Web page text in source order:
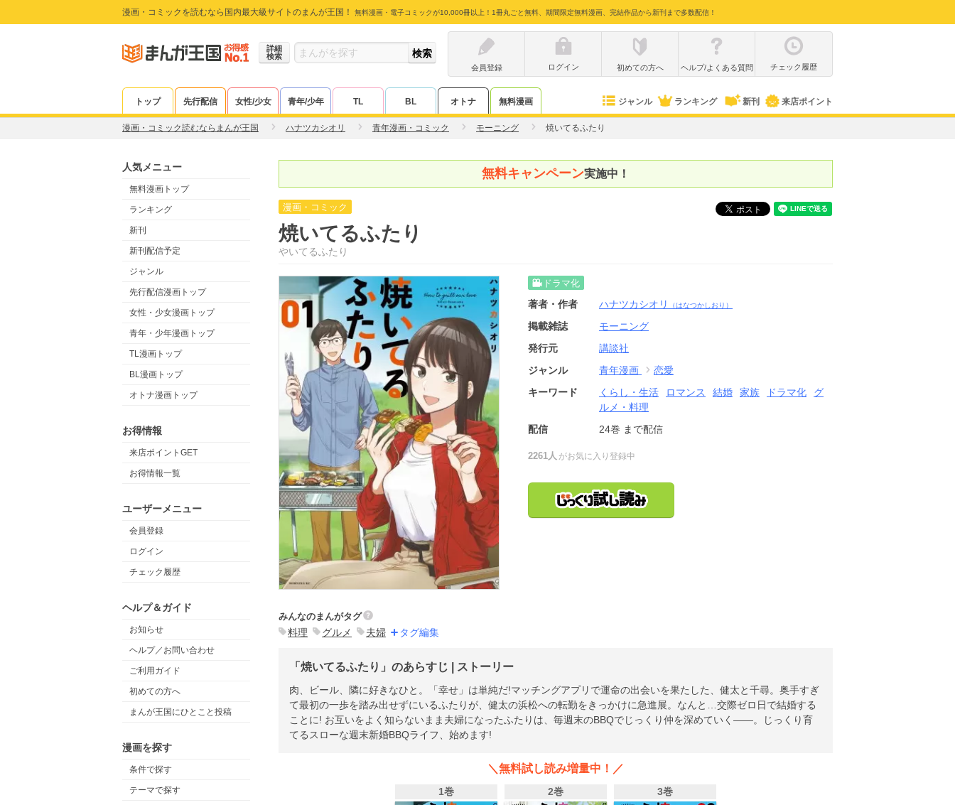
漫画・コミックを読むなら国内最大級サイトのまんが王国！ 無料漫画・電子コミックが10,000冊以上！1冊丸ごと無料、期間限定無料漫画、完結作品から新刊まで多数配信！
詳細
検索
会員登録
ログイン 初めての方へ ヘルプ/よくある質問 チェック履歴
トップ 先行配信 女性/少女 青年/少年 TL BL オトナ 無料漫画 ジャンル ランキング 新刊 来店ポイント
漫画・コミック読むならまんが王国 ハナツカシオリ 青年漫画・コミック モーニング 焼いてるふたり
人気メニュー
無料漫画トップ
ランキング
新刊
新刊配信予定
ジャンル
先行配信漫画トップ
女性・少女漫画トップ
青年・少年漫画トップ
TL漫画トップ
BL漫画トップ
オトナ漫画トップ
お得情報
来店ポイントGET
お得情報一覧
ユーザーメニュー
会員登録
ログイン
チェック履歴
ヘルプ＆ガイド
お知らせ
ヘルプ／お問い合わせ
ご利用ガイド
初めての方へ
まんが王国にひとこと投稿
漫画を探す
条件で探す
テーマで探す
無料キャンペーン実施中！
漫画・コミック
焼いてるふたり
やいてるふたり
ドラマ化
著者・作者 ハナツカシオリ （はなつかしおり）
掲載雑誌
モーニング
発行元
講談社
ジャンル
青年漫画
恋愛
キーワード
くらし・生活 ロマンス 結婚 家族 ドラマ化
グ
ルメ・料理
配信
24巻 まで配信
2261人 がお気に入り登録中
みんなのまんがタグ
料理 グルメ 夫婦 タグ編集
「焼いてるふたり」のあらすじ | ストーリー
肉、ビール、隣に好きなひと。「幸せ」は単純だ!マッチングアプリで運命の出会いを果たした、健太と千尋。奥手すぎ
て最初の一歩を踏み出せずにいるふたりが、健太の浜松への転勤をきっかけに急進展。なんと…交際ゼロ日で結婚する
ことに! お互いをよく知らないまま夫婦になったふたりは、毎週末のBBQでじっくり仲を深めていく――。じっくり育
てるスローな週末新婚BBQライフ、始めます!
＼無料試し読み増量中！／
1巻 2巻 3巻